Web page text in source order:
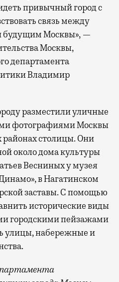
привычный город с
связь между
Москвы», —
Москвы,
департамента
Владимир
разместили уличные
фотографиями Москвы
районах столицы. Они
около дома культуры
Весниных у музея
в Нагатинском
заставы. С помощью
исторические виды
городскими пейзажами
улицы, набережные и